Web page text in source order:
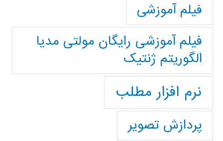
فیلم آموزشی
فیلم آموزشی رایگان مولتی مدیا
الگوریتم ژنتیک
نرم افزار مطلب
پردازش تصویر